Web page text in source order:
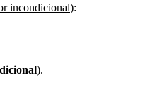
incondicional):
).